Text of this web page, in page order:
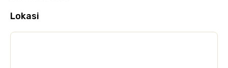
Lokasi